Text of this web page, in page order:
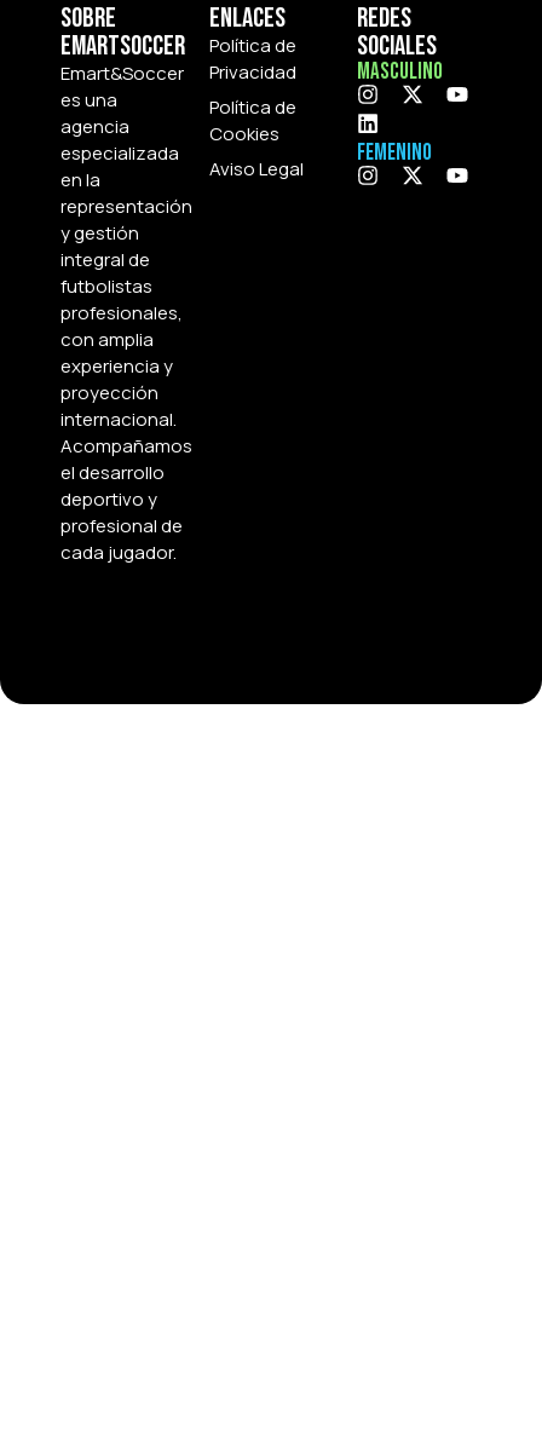
Sobre
Emartsoccer
Emart&Soccer
es una
agencia
especializada
en la
representación
y gestión
integral de
futbolistas
profesionales,
con amplia
experiencia y
proyección
internacional.
Acompañamos
el desarrollo
deportivo y
profesional de
cada jugador.
Enlaces
Política de
Privacidad
Política de
Cookies
Aviso Legal
Redes
Sociales
Masculino
Femenino